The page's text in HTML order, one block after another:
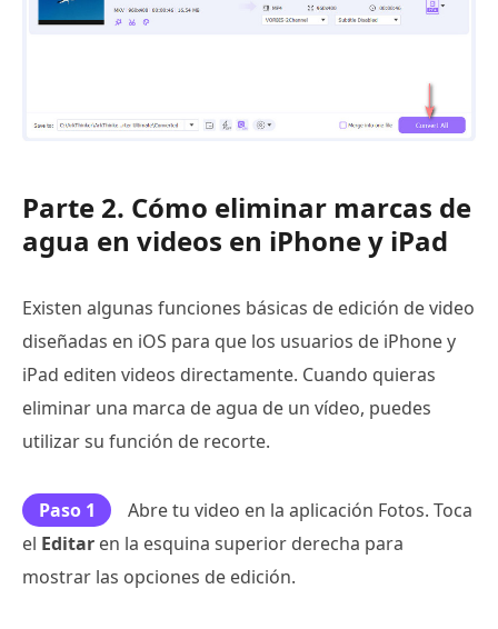
Parte 2. Cómo eliminar marcas de
agua en videos en iPhone y iPad
Existen algunas funciones básicas de edición de video
diseñadas en iOS para que los usuarios de iPhone y
iPad editen videos directamente. Cuando quieras
eliminar una marca de agua de un vídeo, puedes
utilizar su función de recorte.
Paso 1
Abre tu video en la aplicación Fotos. Toca
el Editar en la esquina superior derecha para
mostrar las opciones de edición.